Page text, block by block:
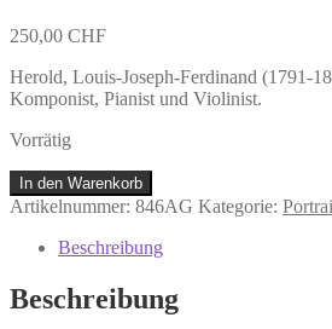
250,00 CHF
Herold, Louis-Joseph-Ferdinand (1791-
Komponist, Pianist und Violinist.
Vorrätig
Herold,
Louis-
Ferdinand
1833):
Französischer
In den Warenkorb
Artikelnummer: 846AG Kategorie:
Beschreibung
Beschreibung